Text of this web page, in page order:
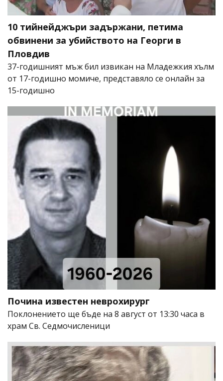
10 тийнейджъри задържани, петима
обвинени за убийството на Георги в
Пловдив
37-годишният мъж бил извикан на Младежкия хълм
от 17-годишно момиче, представяло се онлайн за
15-годишно
Почина известен неврохирург
Поклонението ще бъде на 8 август от 13:30 часа в
храм Св. Седмочисленици